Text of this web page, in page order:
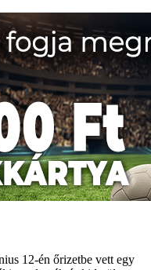
12-én őrizetbe vett egy